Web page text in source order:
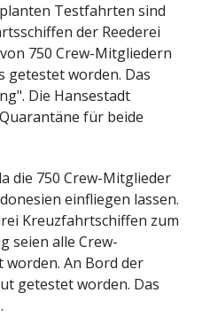
Testfahrten sind
der Reederei
750 Crew-Mitgliedern
getestet worden. Das
Die Hansestadt
für beide
die 750 Crew-Mitglieder
einfliegen lassen.
Kreuzfahrtschiffen zum
seien alle Crew-
An Bord der
getestet worden. Das